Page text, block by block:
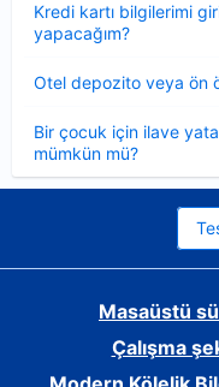
Kredi kartı bilgilerimi
yapacağım?
Otel depozito veya ön
Bir çocuk için ilave
mümkün mü?
Masaüstü
Çalışma